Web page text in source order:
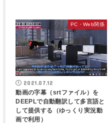
PC・Web関係
2021.07.12
動画の字幕（srtファイル）を
DEEPLで自動翻訳して多言語と
して提供する（ゆっくり実況動
画で利用）